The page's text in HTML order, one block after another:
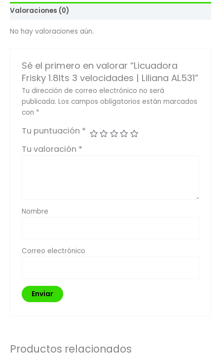
Valoraciones (0)
No hay valoraciones aún.
Sé el primero en valorar “Licuadora
Frisky 1.8lts 3 velocidades | Liliana AL531”
Tu dirección de correo electrónico no será
publicada. Los campos obligatorios están marcados
con *
Tu puntuación *
Tu valoración *
Nombre
Correo electrónico
Productos relacionados